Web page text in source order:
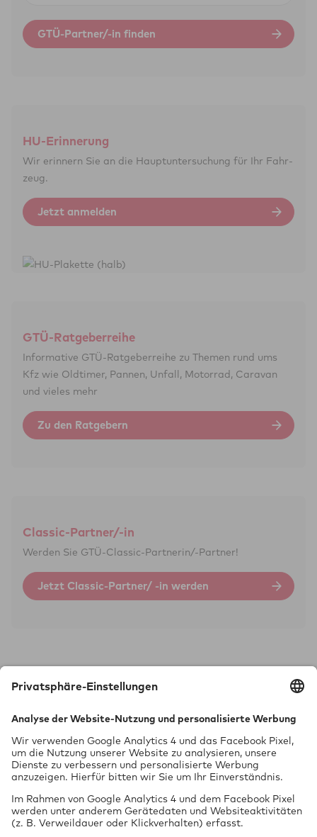
GTÜ-Partner/-in finden
HU-Erinnerung
Wir erinnern Sie an die Haupt­unter­suchung für Ihr Fahr­
zeug.
Jetzt anmelden
GTÜ-Ratgeberreihe
Informative GTÜ-Ratgeber­reihe zu Themen rund ums
Kfz wie Old­timer, Pannen, Unfall, Motor­rad, Caravan
und vieles mehr
Zu den Ratgebern
Classic-Partner/-in
Werden Sie GTÜ-Classic-Partnerin/-Partner!
Jetzt Classic-Partner/ -in werden
Technik braucht Sicher­heit.
GTÜ Gesell­schaft für Tech­ni­sche Über­wa­chung mbH
Vor dem Lauch 25
70567 Stuttgart